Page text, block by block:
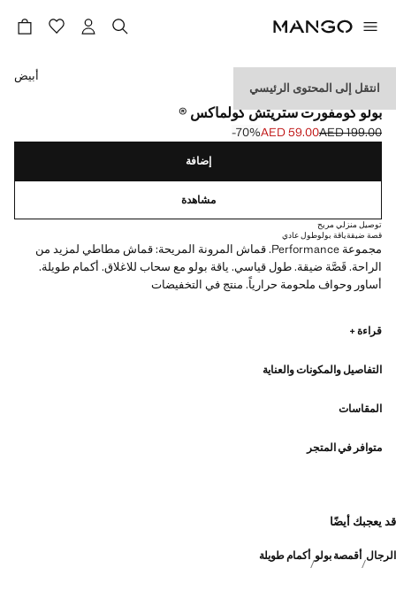
انتقل إلى المحتوى الرئيسي
PERFORMANCE
بولو كومفورت ستريتش كولماكس ®
السعر الأول محذوف [AED 199.00 ]
AED 199.00
السعر الحالي [AED 59.00 ]AED 59.00
‎-70‎%‎
حدد اللون
أبيض
إضافة
مشاهدة
توصيل منزلي مريح
قصة ضيقةياقة بولوطول عادي
مجموعة Performance. قماش المرونة المريحة: قماش مطاطي لمزيد من
الراحة. قَصَّة ضيقة. طول قياسي. ياقة بولو مع سحاب للاغلاق. أكمام طويلة.
أساور وحواف ملحومة حرارياً. منتج في التخفيضات
مرتبة في ثلاث فئات عامة: تنظيم الحرارة، وظيفية وراحة
قراءة +
التفاصيل والمكونات والعناية
المقاسات
متوافر في المتجر
قد يعجبك أيضًا
الرجال أقمصة بولو أكمام طويلة